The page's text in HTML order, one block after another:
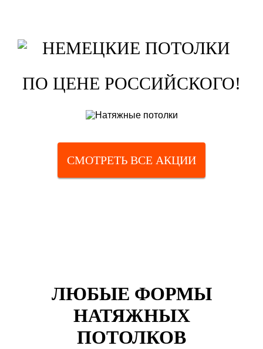
ПО ЦЕНЕ РОССИЙСКОГО!
СМОТРЕТЬ ВСЕ АКЦИИ
ЛЮБЫЕ ФОРМЫ
НАТЯЖНЫХ
ПОТОЛКОВ